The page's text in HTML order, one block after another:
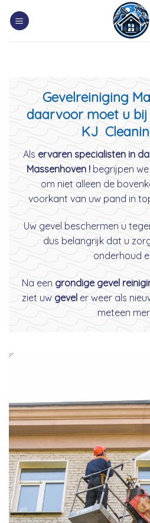
Gevelreiniging
daarvoor moet u bij
KJ
Als ervaren specialisten in
Massenhoven !begrijpen we
om niet alleen de
voorkant van uw pand in
Uw gevel beschermen u
dus belangrijk dat u
onderhoud
Na een grondige gevel
ziet uw geveler weer als
meteen